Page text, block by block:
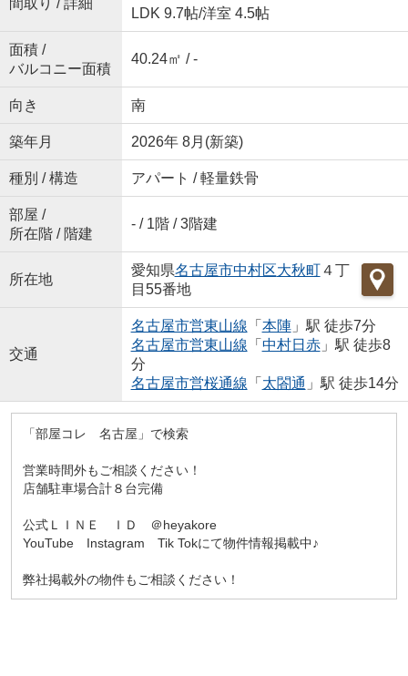
LDK 9.7帖/洋室 4.5帖
面積 /
バルコニー面積
40.24㎡ / -
向き 南
築年月 2026年 8月(新築)
種別 / 構造 アパート / 軽量鉄骨
部屋 /
所在階 / 階建
- / 1階 / 3階建
所在地
愛知県名古屋市中村区大秋町４丁
目55番地
交通
名古屋市営東山線 「 本陣」駅 徒歩7分
名古屋市営東山線 「 中村日赤」駅 徒歩8
分
名古屋市営桜通線 「 太閤通 」駅 徒歩14分
「部屋コレ 名古屋」で検索
営業時間外もご相談ください！
店舗駐車場合計８台完備
公式ＬＩＮＥ ＩＤ ＠heyakore
YouTube Instagram Tik Tokにて物件情報掲載中♪
弊社掲載外の物件もご相談ください！